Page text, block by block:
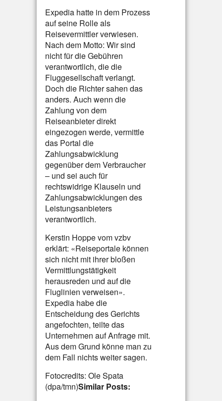
Expedia hatte in dem Prozess
auf seine Rolle als
Reisevermittler verwiesen.
Nach dem Motto: Wir sind
nicht für die Gebühren
verantwortlich, die die
Fluggesellschaft verlangt.
Doch die Richter sahen das
anders. Auch wenn die
Zahlung von dem
Reiseanbieter direkt
eingezogen werde, vermittle
das Portal die
Zahlungsabwicklung
gegenüber dem Verbraucher
– und sei auch für
rechtswidrige Klauseln und
Zahlungsabwicklungen des
Leistungsanbieters
verantwortlich.
Kerstin Hoppe vom vzbv
erklärt: «Reiseportale können
sich nicht mit ihrer bloßen
Vermittlungstätigkeit
herausreden und auf die
Fluglinien verweisen».
Expedia habe die
Entscheidung des Gerichts
angefochten, teilte das
Unternehmen auf Anfrage mit.
Aus dem Grund könne man zu
dem Fall nichts weiter sagen.
Fotocredits: Ole Spata
(dpa/tmn)Similar Posts: